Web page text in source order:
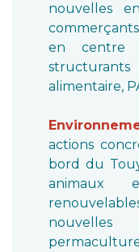
nouvelles
en centre
structurants
alimentaire,
actions
bord du
animaux
nouvelles